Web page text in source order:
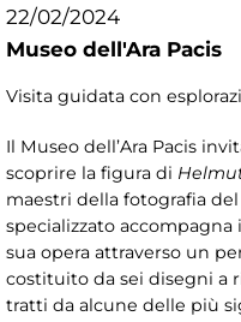
22/02/2024
Museo dell'Ara Pacis
Visita guidata con
Il Museo dell’Ara Pacis
scoprire la figura di
maestri della fotografia
specializzato
sua opera attraverso un
costituito da sei disegni a
tratti da alcune delle più